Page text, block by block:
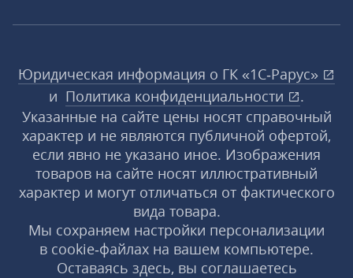
Юридическая информация о ГК «1С‑Рарус»
и Политика конфиденциальности
.
Указанные на сайте цены носят справочный
характер и не являются публичной офертой,
если явно не указано иное. Изображения
товаров на сайте носят иллюстративный
характер и могут отличаться от фактического
вида товара.
Мы сохраняем настройки персонализации
в cookie‑файлах на вашем компьютере.
Оставаясь здесь, вы соглашаетесь